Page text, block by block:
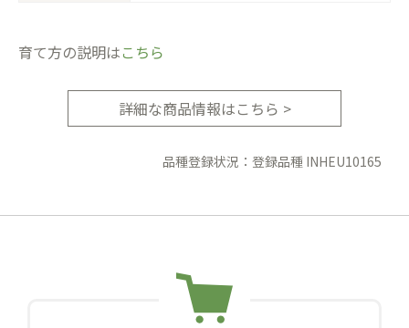
育て方の説明はこちら
詳細な商品情報はこちら >
品種登録状況：登録品種 INHEU10165